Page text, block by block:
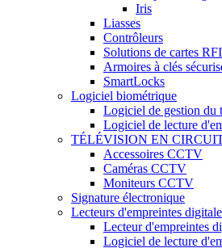
Iris
Liasses
Contrôleurs
Solutions de cartes
Armoires à clés
SmartLocks
Logiciel biométrique
Logiciel de gestion du
Logiciel de lecture
TÉLÉVISION EN
Accessoires CCTV
Caméras CCTV
Moniteurs CCTV
Signature électronique
Lecteurs d'empreintes
Lecteur d'empreintes
Logiciel de lecture